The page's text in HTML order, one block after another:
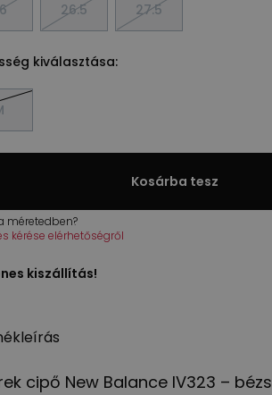
26.5 27.5
kiválasztása:
Kosárba tesz
méretedben?
kérése elérhetőségről
kiszállítás!
cipő New Balance IV323 – bézs